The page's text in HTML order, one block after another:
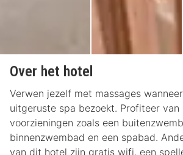
Over het hotel
Verwen jezelf met massages
uitgeruste spa bezoekt. Profiteer
voorzieningen zoals een
binnenzwembad en een spabad.
van dit hotel zijn gratis wifi, een